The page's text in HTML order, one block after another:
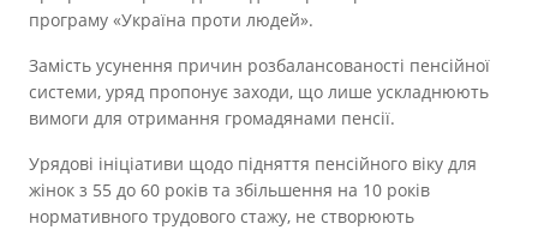
програму «Україна проти людей».
Замість усунення причин розбалансованості пенсійної
системи, уряд пропонує заходи, що лише ускладнюють
вимоги для отримання громадянами пенсії.
Урядові ініціативи щодо підняття пенсійного віку для
жінок з 55 до 60 років та збільшення на 10 років
нормативного трудового стажу, не створюють